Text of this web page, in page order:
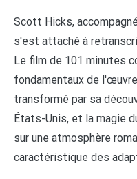
Scott Hicks,
s'est attaché à
Le film de 101 minutes
fondamentaux de
transformé par sa
États-Unis, et la magie
sur une atmosphère
caractéristique des